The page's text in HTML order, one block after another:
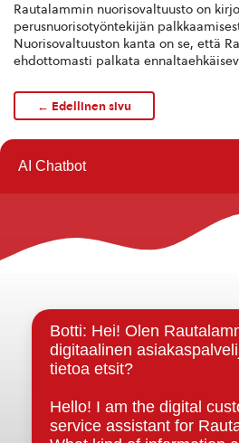
Rautalammin nuorisovaltuusto on
perusnuorisotyöntekijän
Nuorisovaltuuston kanta on se, että
ehdottomasti palkata
← Edellinen sivu
Rautalammin kunta
Strategiat, ohjelmat, ohjeet,
sopimukset
Asiakirjajulkisuuskuvaus
Evästeet
Saavutettavuusseloste